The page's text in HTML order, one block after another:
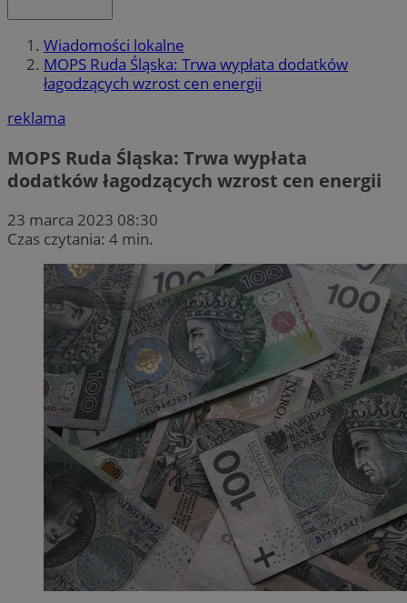
Wiadomości lokalne
MOPS Ruda Śląska: Trwa wypłata dodatków
łagodzących wzrost cen energii
reklama
MOPS Ruda Śląska: Trwa wypłata
dodatków łagodzących wzrost cen energii
23 marca 2023 08:30
Czas czytania: 4 min.